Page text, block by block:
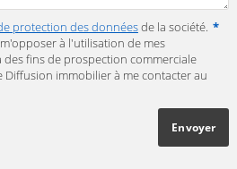
protection des donnéesde la société. *
à l'utilisation de mes
fins de prospection commerciale
Diffusion immobilier à me contacter au